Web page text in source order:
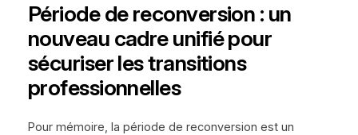
Période de reconversion : un
nouveau cadre unifié pour
sécuriser les transitions
professionnelles
Pour mémoire, la période de reconversion est un